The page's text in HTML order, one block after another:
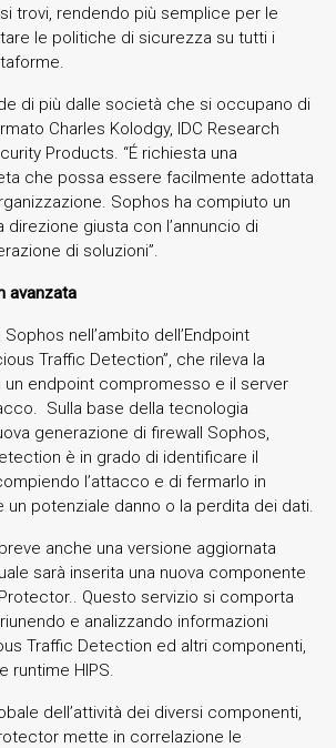
trovi, rendendo più semplice per le
le politiche di sicurezza su tutti i
di più dalle società che si occupano di
Charles Kolodgy, IDC Research
Products. “É richiesta una
che possa essere facilmente adottata
Sophos ha compiuto un
direzione giusta con l’annuncio di
di soluzioni”.
avanzata
nell’ambito dell’Endpoint
Traffic Detection”, che rileva la
un endpoint compromesso e il server
Sulla base della tecnologia
generazione di firewall Sophos,
è in grado di identificare il
l’attacco e di fermarlo in
un potenziale danno o la perdita dei dati.
anche una versione aggiornata
sarà inserita una nuova componente
Questo servizio si comporta
e analizzando informazioni
Traffic Detection ed altri componenti,
runtime HIPS.
dell’attività dei diversi componenti,
mette in correlazione le